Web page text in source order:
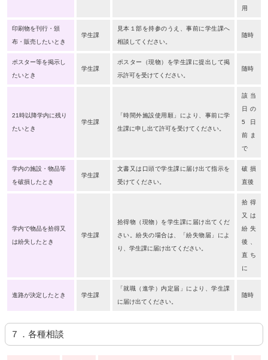
用
印刷物を刊行・頒
布・販売したいとき
学生課
見本１部を持参のうえ、事前に学生課へ
相談してください。
随時
ポスター等を掲示し
たいとき
学生課
ポスター（現物）を学生課に提出して掲
示許可を受けてください。
随時
21時以降学内に残り
たいとき
学生課
「時間外施設使用願」により、事前に学
生課に申し出て許可を受けてください。
該当
日の
5日
前ま
で
学内の施設・物品等
を破損したとき
学生課
文書又は口頭で学生課に届け出て指示を
受けてください。
破損
直後
学内で物品を拾得又
は紛失したとき
学生課
拾得物（現物）を学生課に届け出てくだ
さい。紛失の場合は、「紛失物届」によ
り、学生課に届け出てください。
拾得
又は
紛失
後、
直ち
に
進路が決定したとき 学生課
「就職（進学）内定届」により、学生課
に届け出てください。
随時
７．各種相談